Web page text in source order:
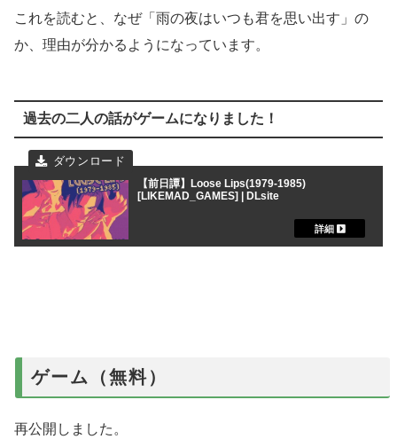
これを読むと、なぜ「雨の夜はいつも君を思い出す」の
か、理由が分かるようになっています。
過去の二人の話がゲームになりました！
【前日譚】Loose Lips(1979-1985)
[LIKEMAD_GAMES] | DLsite
ゲーム（無料）
再公開しました。